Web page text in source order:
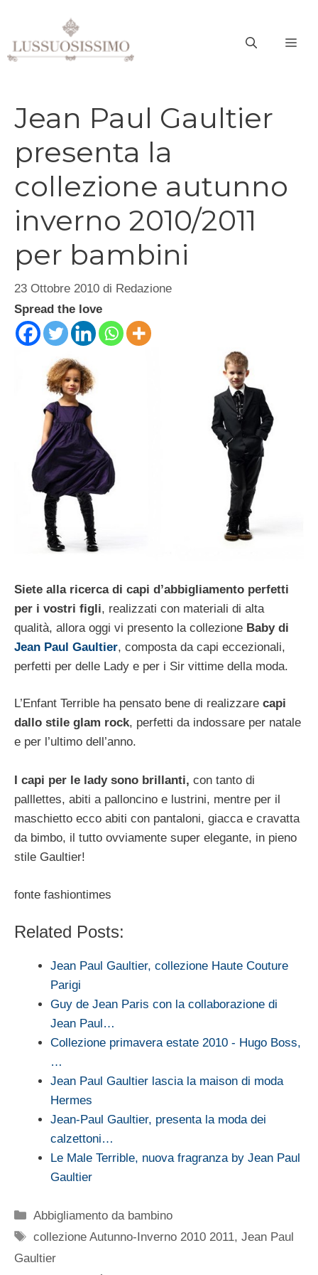
contenuto
Jean Paul Gaultier
presenta la
collezione autunno
inverno 2010/2011
per bambini
23 Ottobre 2010 di Redazione
Spread the love
Siete alla ricerca di capi d’abbigliamento perfetti
per i vostri figli, realizzati con materiali di alta
qualità, allora oggi vi presento la collezione Baby di
Jean Paul Gaultier, composta da capi eccezionali,
perfetti per delle Lady e per i Sir vittime della moda.
L’Enfant Terrible ha pensato bene di realizzare capi
dallo stile glam rock, perfetti da indossare per natale
e per l’ultimo dell’anno.
I capi per le lady sono brillanti, con tanto di
palllettes, abiti a palloncino e lustrini, mentre per il
maschietto ecco abiti con pantaloni, giacca e cravatta
da bimbo, il tutto ovviamente super elegante, in pieno
stile Gaultier!
fonte fashiontimes
Related Posts:
Jean Paul Gaultier, collezione Haute Couture
Parigi
Guy de Jean Paris con la collaborazione di
Jean Paul…
Collezione primavera estate 2010 - Hugo Boss,
…
Jean Paul Gaultier lascia la maison di moda
Hermes
Jean-Paul Gaultier, presenta la moda dei
calzettoni…
Le Male Terrible, nuova fragranza by Jean Paul
Gaultier
Categorie
Abbigliamento da bambino
Tag
collezione Autunno-Inverno 2010 2011,Jean Paul
Gaultier